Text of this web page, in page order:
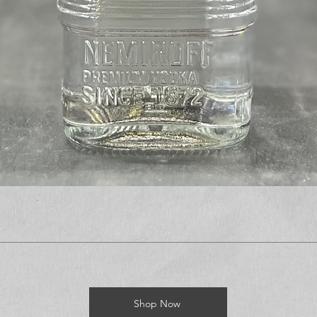
Shop Now